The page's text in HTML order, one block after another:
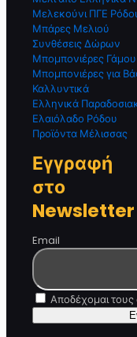
Μελεκούνι ΠΓΕ
Μπάρες Μελιού
Συνθέσεις Δώρων
Μπομπονιέρες Γάμου
Μπομπονιέρες για
Καλλυντικά
Ελληνικά
Ελαιόλαδο Ρόδου
Προϊόντα Μέλισσας
Εγγραφή
στο
Newsletter
Email
Αποδέχομαι